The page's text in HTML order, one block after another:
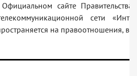
сайте
сети
на правоотношения,